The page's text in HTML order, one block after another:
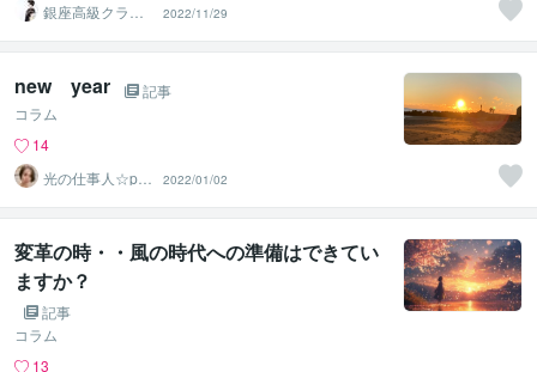
銀座高級クラブ
のママ さくら
2022/11/29
new year
記事
コラム
14
光の仕事人☆pic
ari
2022/01/02
変革の時・・風の時代への準備はできてい
ますか？
記事
コラム
13